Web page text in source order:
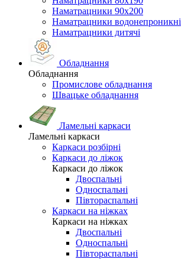
Наматрацники 90х200
Наматрацники водонепроникні
Наматрацники дитячі
Обладнання
Обладнання
Промислове обладнання
Швацьке обладнання
Ламельні каркаси
Ламельні каркаси
Каркаси розбірні
Каркаси до ліжок
Каркаси до ліжок
Двоспальні
Односпальні
Півтораспальні
Каркаси на ніжках
Каркаси на ніжках
Двоспальні
Односпальні
Півтораспальні